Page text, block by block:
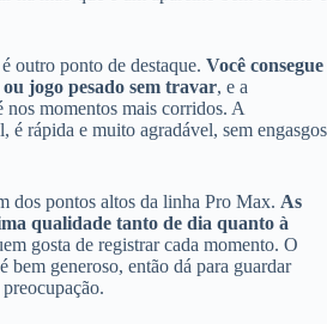
outro ponto de destaque. Você consegue
jogo pesado sem travar, e a
nos momentos mais corridos. A
é rápida e muito agradável, sem engasgos
dos pontos altos da linha Pro Max. As
qualidade tanto de dia quanto à
gosta de registrar cada momento. O
bem generoso, então dá para guardar